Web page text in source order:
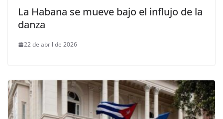
La Habana se mueve bajo el influjo de la
danza
22 de abril de 2026